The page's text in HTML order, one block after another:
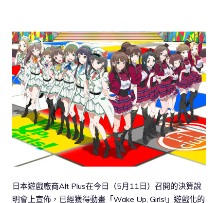
日本遊戲廠商Alt Plus在今日（5月11日）召開的決算說
明會上宣佈，已經獲得動畫「Wake Up, Girls!」遊戲化的